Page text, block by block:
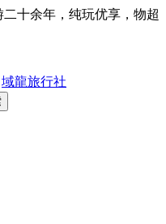
十余年，纯玩优享，物超
域龍旅行社